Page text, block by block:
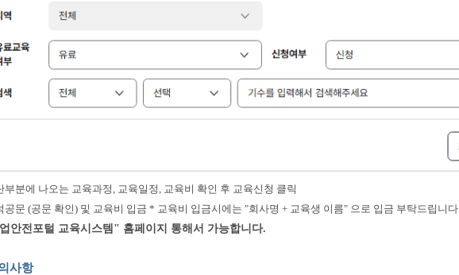
부분에 나오는 교육과정, 교육일정, 교육비 확인 후 교육신청 클릭
공문 (공문 확인) 및 교육비 입금 * 교육비 입금시에는 "회사명 + 교육생 이름" 으로 입금 부탁드립니다
안전포털 교육시스템" 홈페이지 통해서 가능합니다.
사항